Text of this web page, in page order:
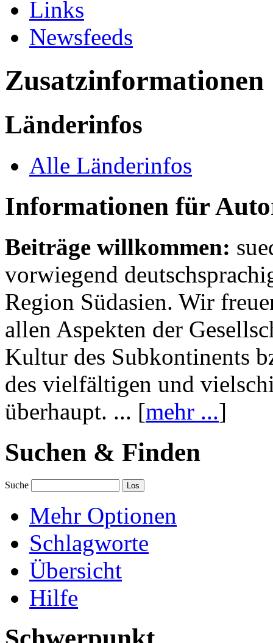
Links
Newsfeeds
Zusatzinformationen
Länderinfos
Alle Länderinfos
Informationen für
Beiträge willkommen:
vorwiegend
Region Südasien. Wir
allen Aspekten der
Kultur des Subkontinents
des vielfältigen und
überhaupt. ... [mehr ...]
Suchen & Finden
Suche
Mehr Optionen
Schlagworte
Übersicht
Hilfe